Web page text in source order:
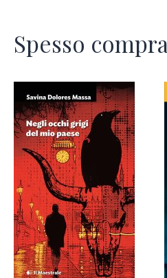
Spesso